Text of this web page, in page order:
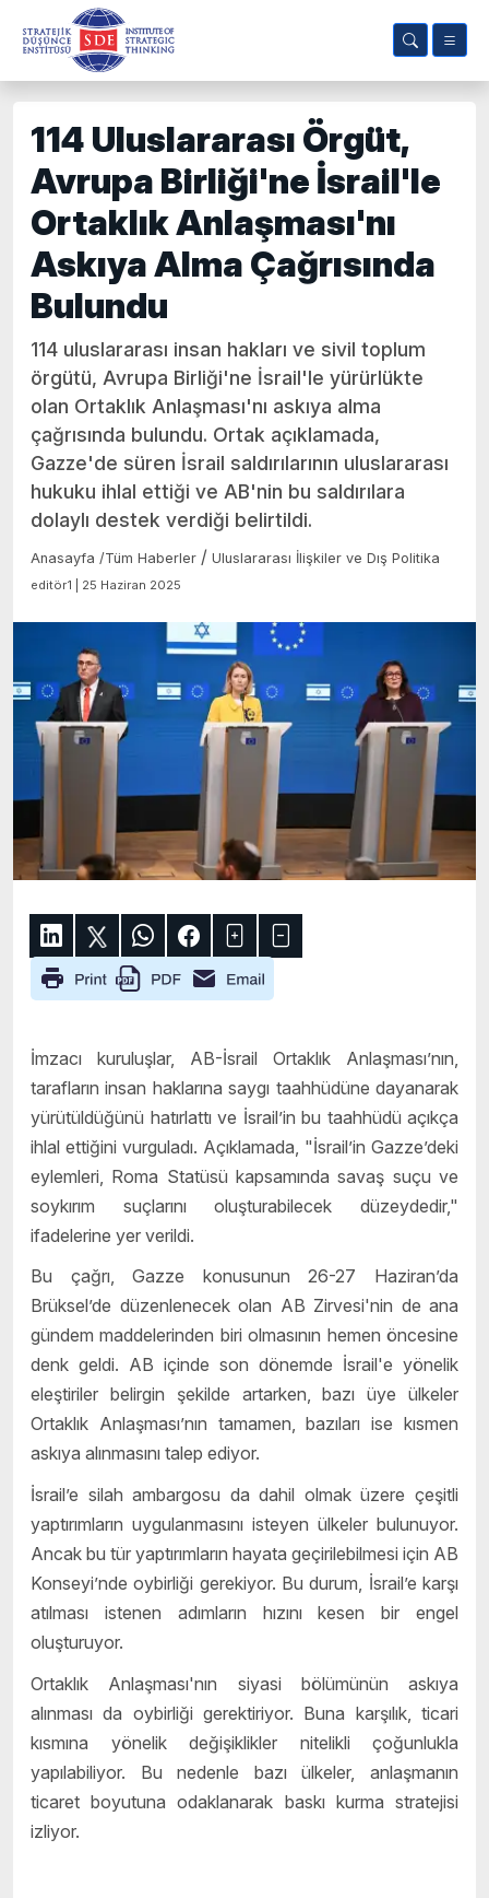
114 Uluslararası Örgüt,
Avrupa Birliği'ne İsrail'le
Ortaklık Anlaşması'nı
Askıya Alma Çağrısında
Bulundu
114 uluslararası insan hakları ve sivil toplum
örgütü, Avrupa Birliği'ne İsrail'le yürürlükte
olan Ortaklık Anlaşması'nı askıya alma
çağrısında bulundu. Ortak açıklamada,
Gazze'de süren İsrail saldırılarının uluslararası
hukuku ihlal ettiği ve AB'nin bu saldırılara
dolaylı destek verdiği belirtildi.
Anasayfa /Tüm Haberler / Uluslararası İlişkiler ve Dış Politika
editör1 | 25 Haziran 2025
İmzacı kuruluşlar, AB-İsrail Ortaklık Anlaşması’nın,
tarafların insan haklarına saygı taahhüdüne dayanarak
yürütüldüğünü hatırlattı ve İsrail’in bu taahhüdü açıkça
ihlal ettiğini vurguladı. Açıklamada, "İsrail’in Gazze’deki
eylemleri, Roma Statüsü kapsamında savaş suçu ve
soykırım suçlarını oluşturabilecek düzeydedir,"
ifadelerine yer verildi.
Bu çağrı, Gazze konusunun 26-27 Haziran’da
Brüksel’de düzenlenecek olan AB Zirvesi'nin de ana
gündem maddelerinden biri olmasının hemen öncesine
denk geldi. AB içinde son dönemde İsrail'e yönelik
eleştiriler belirgin şekilde artarken, bazı üye ülkeler
Ortaklık Anlaşması’nın tamamen, bazıları ise kısmen
askıya alınmasını talep ediyor.
İsrail’e silah ambargosu da dahil olmak üzere çeşitli
yaptırımların uygulanmasını isteyen ülkeler bulunuyor.
Ancak bu tür yaptırımların hayata geçirilebilmesi için AB
Konseyi’nde oybirliği gerekiyor. Bu durum, İsrail’e karşı
atılması istenen adımların hızını kesen bir engel
oluşturuyor.
Ortaklık Anlaşması'nın siyasi bölümünün askıya
alınması da oybirliği gerektiriyor. Buna karşılık, ticari
kısmına yönelik değişiklikler nitelikli çoğunlukla
yapılabiliyor. Bu nedenle bazı ülkeler, anlaşmanın
ticaret boyutuna odaklanarak baskı kurma stratejisi
izliyor.